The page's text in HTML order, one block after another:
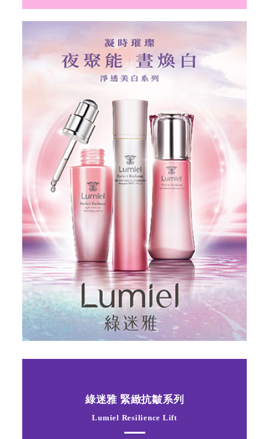
綠迷雅 緊緻抗皺系列
Lumiel Resilience Lift